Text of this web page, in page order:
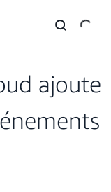
ajoute